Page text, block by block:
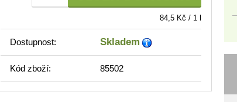
84,5 Kč / 1 l
Dostupnost: Skladem
Kód zboží: 85502